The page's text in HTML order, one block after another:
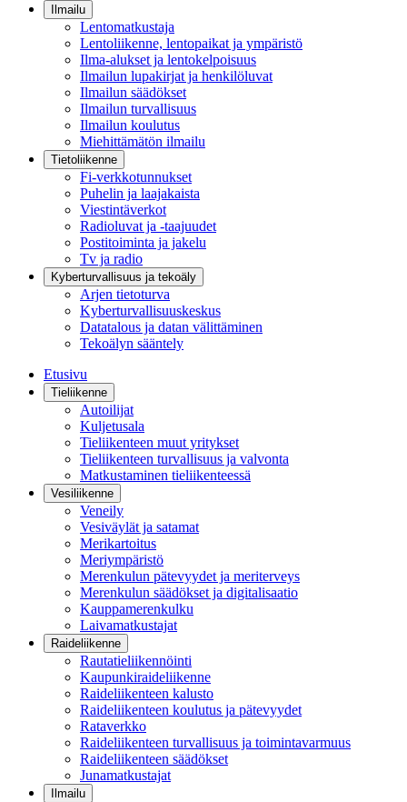
Ilmailu
Lentomatkustaja
Lentoliikenne, lentopaikat ja ympäristö
Ilma-alukset ja lentokelpoisuus
Ilmailun lupakirjat ja henkilöluvat
Ilmailun säädökset
Ilmailun turvallisuus
Ilmailun koulutus
Miehittämätön ilmailu
Tietoliikenne
Fi-verkkotunnukset
Puhelin ja laajakaista
Viestintäverkot
Radioluvat ja -taajuudet
Postitoiminta ja jakelu
Tv ja radio
Kyberturvallisuus ja tekoäly
Arjen tietoturva
Kyberturvallisuuskeskus
Datatalous ja datan välittäminen
Tekoälyn sääntely
Etusivu
Tieliikenne
Autoilijat
Kuljetusala
Tieliikenteen muut yritykset
Tieliikenteen turvallisuus ja valvonta
Matkustaminen tieliikenteessä
Vesiliikenne
Veneily
Vesiväylät ja satamat
Merikartoitus
Meriympäristö
Merenkulun pätevyydet ja meriterveys
Merenkulun säädökset ja digitalisaatio
Kauppamerenkulku
Laivamatkustajat
Raideliikenne
Rautatieliikennöinti
Kaupunkiraideliikenne
Raideliikenteen kalusto
Raideliikenteen koulutus ja pätevyydet
Rataverkko
Raideliikenteen turvallisuus ja toimintavarmuus
Raideliikenteen säädökset
Junamatkustajat
Ilmailu